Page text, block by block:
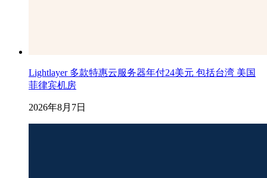
Lightlayer 多款特惠云服务器年付24美元 包括台湾 美国
菲律宾机房
2026年8月7日